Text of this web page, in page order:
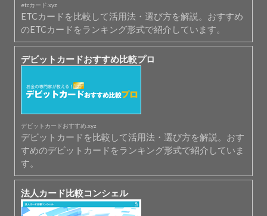
etcカード.xyz
ETCカードを比較して活用法・選び方を解説。おすすめ
のETCカードをランキング形式で紹介しています。
デビットカードおすすめ比較プロ
デビットカードおすすめ.xyz
デビットカードを比較して活用法・選び方を解説。おす
すめのデビットカードをランキング形式で紹介していま
す。
法人カード比較コンシェル